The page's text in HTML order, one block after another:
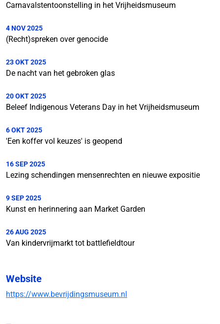
Carnavalstentoonstelling in het Vrijheidsmuseum
4 NOV 2025
(Recht)spreken over genocide
23 OKT 2025
De nacht van het gebroken glas
20 OKT 2025
Beleef Indigenous Veterans Day in het Vrijheidsmuseum
6 OKT 2025
'Een koffer vol keuzes' is geopend
16 SEP 2025
Lezing schendingen mensenrechten en nieuwe expositie
9 SEP 2025
Kunst en herinnering aan Market Garden
26 AUG 2025
Van kindervrijmarkt tot battlefieldtour
Website
https://www.bevrijdingsmuseum.nl